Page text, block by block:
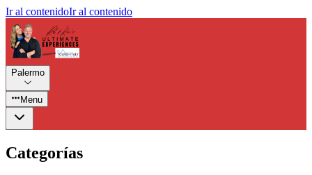
Ir al contenidoIr al contenido
Palermo
Menu
Categorías